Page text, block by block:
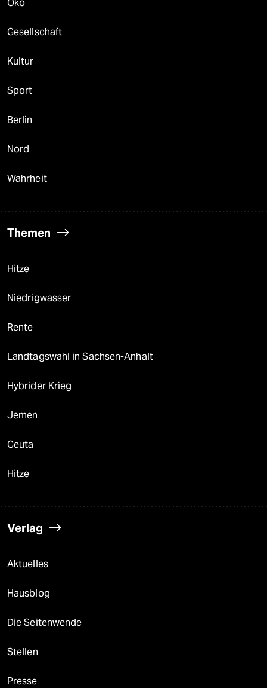
Öko
Gesellschaft
Kultur
Sport
Berlin
Nord
Wahrheit
Themen
Hitze
Niedrigwasser
Rente
Landtagswahl in Sachsen-Anhalt
Hybrider Krieg
Jemen
Ceuta
Hitze
Verlag
Aktuelles
Hausblog
Die Seitenwende
Stellen
Presse